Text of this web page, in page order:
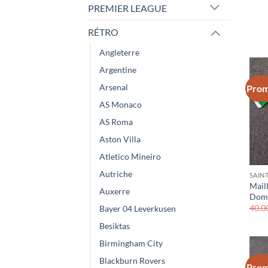
PREMIER LEAGUE
RÉTRO
Angleterre
Argentine
Arsenal
AS Monaco
AS Roma
Aston Villa
Atletico Mineiro
Autriche
Auxerre
Bayer 04 Leverkusen
Besiktas
Birmingham City
Blackburn Rovers